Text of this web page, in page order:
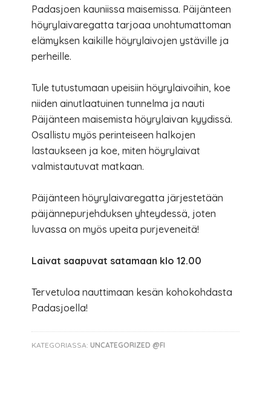
Padasjoen kauniissa maisemissa. Päijänteen
höyrylaivaregatta tarjoaa unohtumattoman
elämyksen kaikille höyrylaivojen ystäville ja
perheille.
Tule tutustumaan upeisiin höyrylaivoihin, koe
niiden ainutlaatuinen tunnelma ja nauti
Päijänteen maisemista höyrylaivan kyydissä.
Osallistu myös perinteiseen halkojen
lastaukseen ja koe, miten höyrylaivat
valmistautuvat matkaan.
Päijänteen höyrylaivaregatta järjestetään
päijännepurjehduksen yhteydessä, joten
luvassa on myös upeita purjeveneitä!
Laivat saapuvat satamaan klo 12.00
Tervetuloa nauttimaan kesän kohokohdasta
Padasjoella!
KATEGORIASSA:UNCATEGORIZED @FI